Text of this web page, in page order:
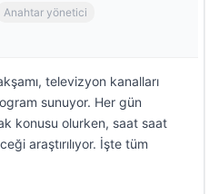
Anahtar yönetici
televizyon kanalları
sunuyor. Her gün
konusu olurken, saat saat
araştırılıyor. İşte tüm